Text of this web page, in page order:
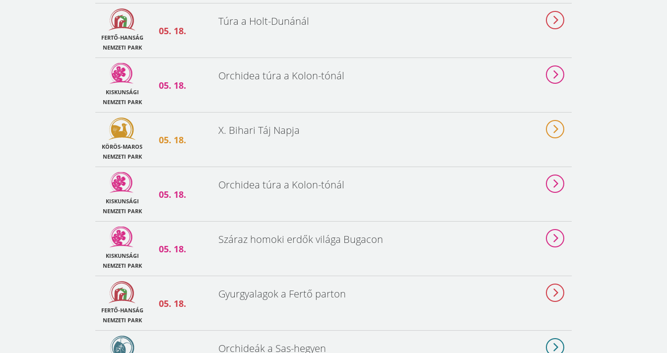
FERTŐ-HANSÁG
NEMZETI PARK
05. 18.
Túra a Holt-Dunánál
KISKUNSÁGI
NEMZETI PARK
05. 18.
Orchidea túra a Kolon-tónál
KÖRÖS-MAROS
NEMZETI PARK
05. 18.
X. Bihari Táj Napja
KISKUNSÁGI
NEMZETI PARK
05. 18.
Orchidea túra a Kolon-tónál
KISKUNSÁGI
NEMZETI PARK
05. 18.
Száraz homoki erdők világa Bugacon
FERTŐ-HANSÁG
NEMZETI PARK
05. 18.
Gyurgyalagok a Fertő parton
Orchideák a Sas-hegyen